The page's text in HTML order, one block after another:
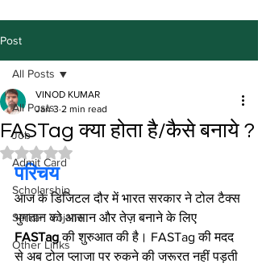
Post
All Posts
Job
Admit Card
Scholarship
Sarkari Yojana
Other Links
All Posts
FASTag क्या होता है/कैसे बनाये ?
VINOD KUMAR
Jan 3 2 min read
Rated NaN out of 5 stars.
परिचय
आज के डिजिटल दौर में भारत सरकार ने टोल टैक्स
भुगतान को आसान और तेज़ बनाने के लिए
FASTag की शुरुआत की है। FASTag की मदद
से अब टोल प्लाजा पर रुकने की जरूरत नहीं पड़ती